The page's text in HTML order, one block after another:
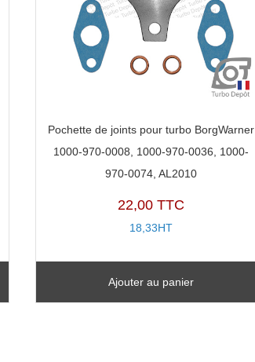
Pochette de joints pour turbo BorgWarner
1000-970-0008, 1000-970-0036, 1000-
970-0074, AL2010
22,00 TTC
18,33HT
Ajouter au panier